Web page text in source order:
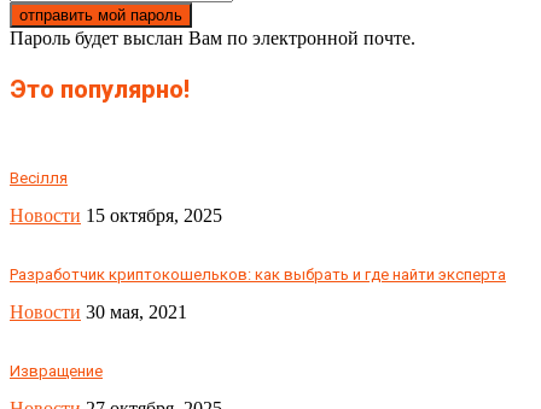
Пароль будет выслан Вам по электронной почте.
Это популярно!
Весілля
Новости 15 октября, 2025
Разработчик криптокошельков: как выбрать и где найти эксперта
Новости 30 мая, 2021
Извращение